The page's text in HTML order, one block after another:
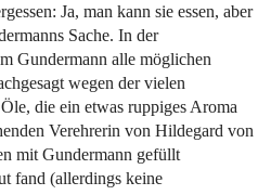
Ja, man kann sie essen, aber
Sache. In der
Gundermann alle möglichen
wegen der vielen
die ein etwas ruppiges Aroma
Verehrerin von Hildegard von
mit Gundermann gefüllt
fand (allerdings keine